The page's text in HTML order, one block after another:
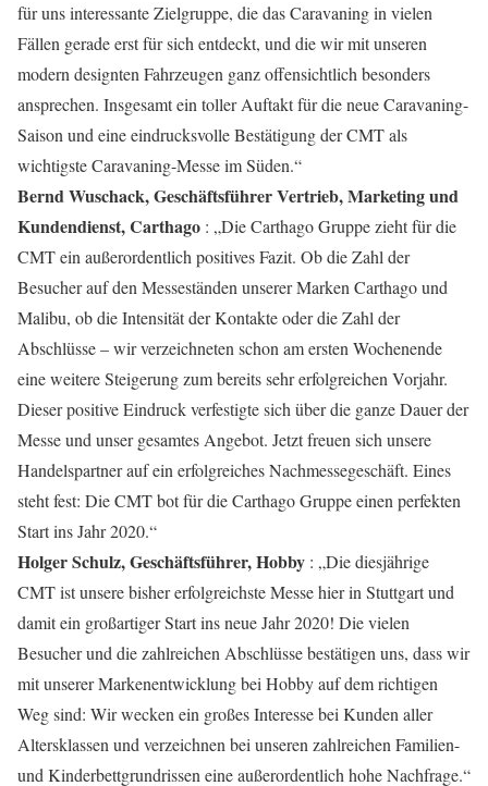
für uns interessante Zielgruppe, die das Caravaning in vielen
Fällen gerade erst für sich entdeckt, und die wir mit unseren
modern designten Fahrzeugen ganz offensichtlich besonders
ansprechen. Insgesamt ein toller Auftakt für die neue Caravaning-
Saison und eine eindrucksvolle Bestätigung der CMT als
wichtigste Caravaning-Messe im Süden.“
Bernd Wuschack, Geschäftsführer Vertrieb, Marketing und
Kundendienst, Carthago : „Die Carthago Gruppe zieht für die
CMT ein außerordentlich positives Fazit. Ob die Zahl der
Besucher auf den Messeständen unserer Marken Carthago und
Malibu, ob die Intensität der Kontakte oder die Zahl der
Abschlüsse – wir verzeichneten schon am ersten Wochenende
eine weitere Steigerung zum bereits sehr erfolgreichen Vorjahr.
Dieser positive Eindruck verfestigte sich über die ganze Dauer der
Messe und unser gesamtes Angebot. Jetzt freuen sich unsere
Handelspartner auf ein erfolgreiches Nachmessegeschäft. Eines
steht fest: Die CMT bot für die Carthago Gruppe einen perfekten
Start ins Jahr 2020.“
Holger Schulz, Geschäftsführer, Hobby : „Die diesjährige
CMT ist unsere bisher erfolgreichste Messe hier in Stuttgart und
damit ein großartiger Start ins neue Jahr 2020! Die vielen
Besucher und die zahlreichen Abschlüsse bestätigen uns, dass wir
mit unserer Markenentwicklung bei Hobby auf dem richtigen
Weg sind: Wir wecken ein großes Interesse bei Kunden aller
Altersklassen und verzeichnen bei unseren zahlreichen Familien-
und Kinderbettgrundrissen eine außerordentlich hohe Nachfrage.“